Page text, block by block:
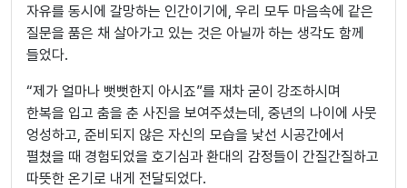
자유를 동시에 갈망하는 인간이기에, 우리 모두 마음속에 같은
질문을 품은 채 살아가고 있는 것은 아닐까 하는 생각도 함께
들었다.
“제가 얼마나 뻣뻣한지 아시죠”를 재차 굳이 강조하시며
한복을 입고 춤을 춘 사진을 보여주셨는데, 중년의 나이에 사뭇
엉성하고, 준비되지 않은 자신의 모습을 낯선 시공간에서
펼쳤을 때 경험되었을 호기심과 환대의 감정들이 간질간질하고
따뜻한 온기로 내게 전달되었다.